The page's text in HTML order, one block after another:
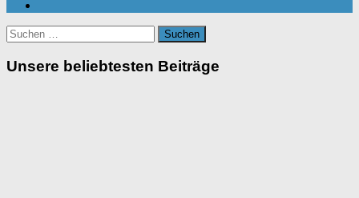
Suchen
nach:
Unsere beliebtesten Beiträge